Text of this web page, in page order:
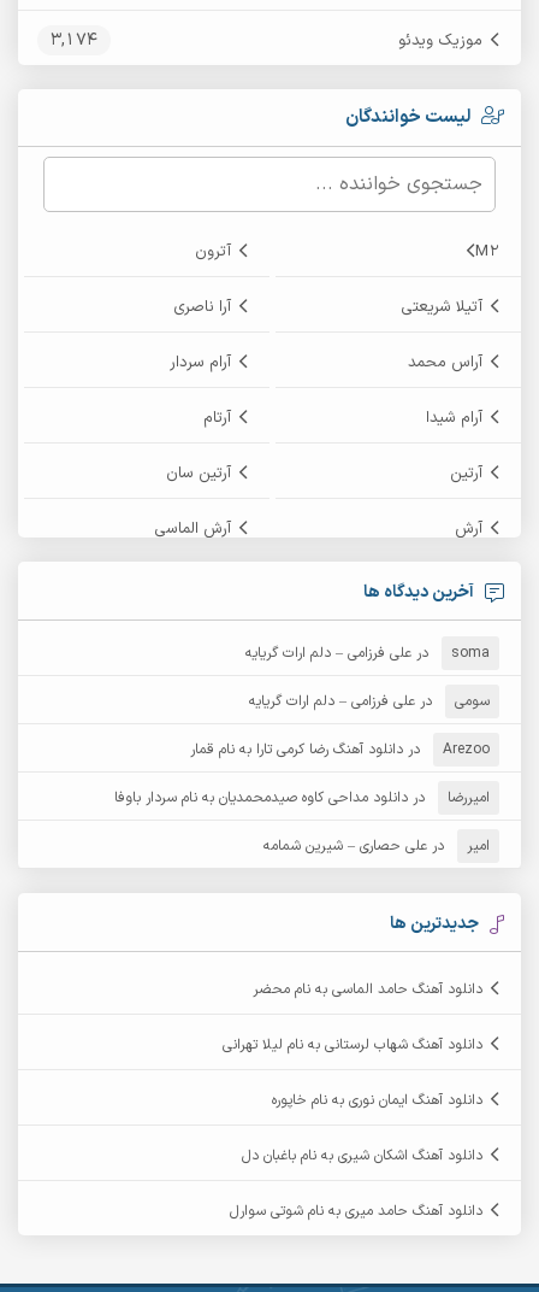
موزیک ویدئو 3,174
لیست خوانندگان
M2 آترون
آتیلا شریعتی آرا ناصری
آراس محمد آرام سردار
آرام شیدا آرتام
آرتین آرتین سان
آرش آرش الماسی
آرش امامی
آرش دی جی 2
آرش عثمان
آرش مبهم آرش مستشیری
آرش مهرابی آرش نظری
آرشام
آرکاداش
آخرین دیدگاه ها
soma در علی فرزامی – دلم ارات گریایه
سومی در علی فرزامی – دلم ارات گریایه
Arezoo در دانلود آهنگ رضا کرمی تارا به نام قمار
امیررضا در دانلود مداحی کاوه صیدمحمدیان به نام سردار باوفا
امیر در علی حصاری – شیرین شمامه
جدیدترین ها
دانلود آهنگ حامد الماسی به نام محضر
دانلود آهنگ شهاب لرستانی به نام لیلا تهرانی
دانلود آهنگ ایمان نوری به نام خاپوره
دانلود آهنگ اشکان شیری به نام باغبان دل
دانلود آهنگ حامد میری به نام شوتی سوارل